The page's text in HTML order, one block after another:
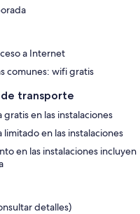
a Internet
comunes: wifi gratis
transporte
en las instalaciones
en las instalaciones
en las instalaciones incluyen
detalles)